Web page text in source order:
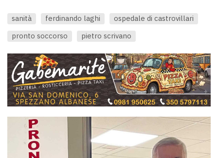
sanità ferdinando laghi
ospedale di castrovillari
pronto soccorso
pietro scrivano